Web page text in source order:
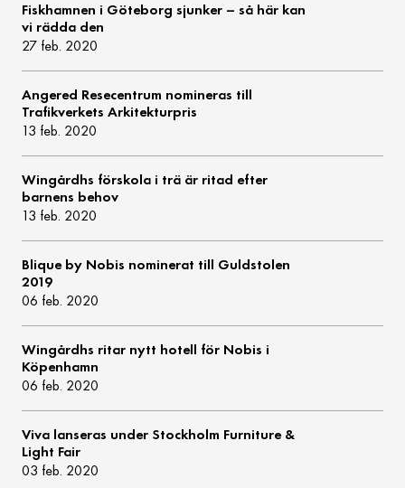
Fiskhamnen i Göteborg sjunker – så här kan
vi rädda den
27 feb. 2020
Angered Resecentrum nomineras till
Trafikverkets Arkitekturpris
13 feb. 2020
Wingårdhs förskola i trä är ritad efter
barnens behov
13 feb. 2020
Blique by Nobis nominerat till Guldstolen
2019
06 feb. 2020
Wingårdhs ritar nytt hotell för Nobis i
Köpenhamn
06 feb. 2020
Viva lanseras under Stockholm Furniture &
Light Fair
03 feb. 2020